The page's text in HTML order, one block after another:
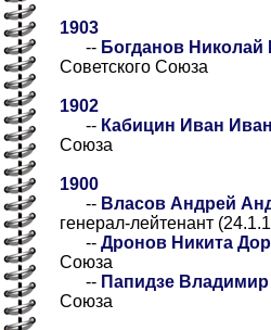
1903
-- Богданов Николай
Советского Союза
1902
-- Кабицин Иван
Союза
1900
-- Власов Андрей
генерал-лейтенант
-- Дронов Никита
Союза
-- Папидзе Владимир
Союза